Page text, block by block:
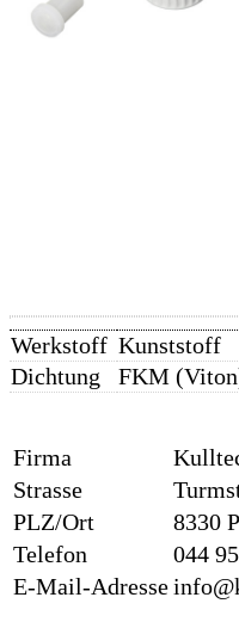
Werkstoff Kunststoff
Dichtung
FKM
Firma
Strasse
PLZ/Ort
8330
Telefon
044
E-Mail-Adresse